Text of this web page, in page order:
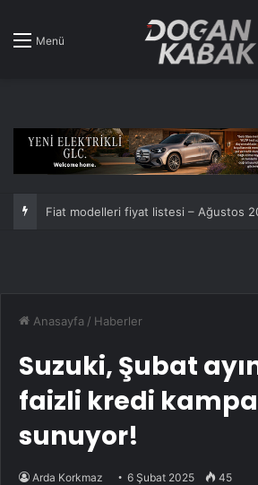
Menü
Fiat modelleri fiyat listesi – Ağustos
Anasayfa / Haberler
Suzuki, Şubat
faizli kredi
sunuyor!
Arda Korkmaz 6 Şubat 2025 45